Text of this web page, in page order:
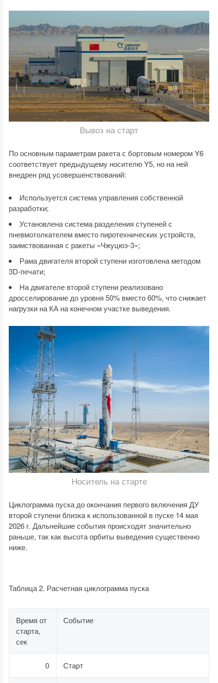
Вывоз на старт
По основным параметрам ракета с бортовым номером Y6
соответствует предыдущему носителю Y5, но на ней
внедрен ряд усовершенствований:
Используется система управления собственной
разработки;
Установлена система разделения ступеней с
пневмотолкателем вместо пиротехнических устройств,
заимствованная с ракеты «Чжуцюэ-3»;
Рама двигателя второй ступени изготовлена методом
3D-печати;
На двигателе второй ступени реализовано
дросселирование до уровня 50% вместо 60%, что снижает
нагрузки на КА на конечном участке выведения.
Носитель на старте
Циклограмма пуска до окончания первого включения ДУ
второй ступени близка к использованной в пуске 14 мая
2026 г. Дальнейшие события происходят значительно
раньше, так как высота орбиты выведения существенно
ниже.
Таблица 2. Расчетная циклограмма пуска
Время от
старта,
сек
Событие
0 Старт